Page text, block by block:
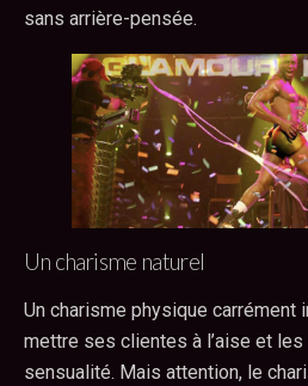
sans arrière-pensée.
Un charisme naturel
Un charisme physique carrément
mettre ses clientes à l’aise et
sensualité. Mais attention, le